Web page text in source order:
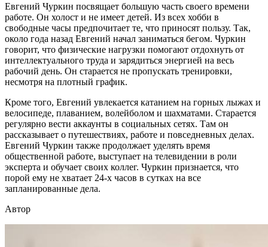
Евгений Чуркин посвящает большую часть своего времени
работе. Он холост и не имеет детей. Из всех хобби в
свободные часы предпочитает те, что приносят пользу. Так,
около года назад Евгений начал заниматься бегом. Чуркин
говорит, что физические нагрузки помогают отдохнуть от
интеллектуального труда и зарядиться энергией на весь
рабочий день. Он старается не пропускать тренировки,
несмотря на плотный график.
Кроме того, Евгений увлекается катанием на горных лыжах и
велосипеде, плаванием, волейболом и шахматами. Старается
регулярно вести аккаунты в социальных сетях. Там он
рассказывает о путешествиях, работе и повседневных делах.
Евгений Чуркин также продолжает уделять время
общественной работе, выступает на телевидении в роли
эксперта и обучает своих коллег. Чуркин признается, что
порой ему не хватает 24-х часов в сутках на все
запланированные дела.
Автор